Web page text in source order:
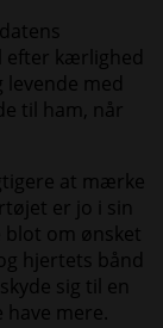
efter kærlighed
med
til ham, når
at mærke
er jo i sin
om ønsket
hjertets bånd
sig til en
mere.